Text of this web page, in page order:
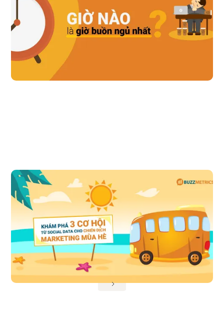
ngủ” không có nghĩa là họ cần “ngủ” mà có những nguyên nhân ẩn
đằng sau đó. Hiểu được nhu cầu đằng sau lời than thở “buồn ngủ” sẽ là
cơ hội cho thương hiệu để cung cấp cho người cái họ thực sự cần.
Đọc bài viết
Khám phá 3 cơ hội từ social data cho chiến dịch
Marketing mùa hè
Dịp nghỉ Hè là dịp cao điểm thứ hai trong năm cho các thương hiệu
thực hiện chiến lược Marketing theo thời điểm (Occasion-Based
Marketing), đứng sau Tết. Theo thống kê của Buzzmetrics, vào dịp
nghỉ hè năm 2017, có hơn 40 chiến dịch marketing mùa hè trên social
media.
Đọc bài viết